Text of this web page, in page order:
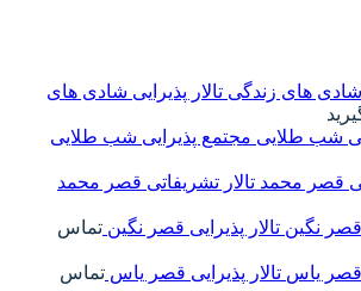
تالار پذیرایی شادی های
مجتمع پذیرایی شب طلایی
تالار تشریفاتی قصر محمد
تالار پذیرایی قصر نگین تماس
تالار پذیرایی قصر یاس تماس